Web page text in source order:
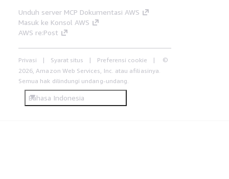
Unduh server MCP Dokumentasi AWS
Masuk ke Konsol AWS
AWS re:Post
Privasi Syarat situs Preferensi cookie
©
2026, Amazon Web Services, Inc. atau afiliasinya.
Semua hak dilindungi undang-undang.
Bahasa Indonesia